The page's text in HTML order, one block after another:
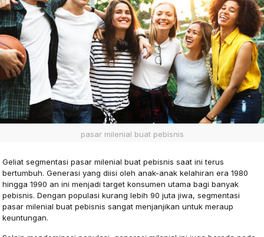
pasar milenial buat pebisnis
Geliat segmentasi pasar milenial buat pebisnis saat ini terus
bertumbuh. Generasi yang diisi oleh anak-anak kelahiran era 1980
hingga 1990 an ini menjadi target konsumen utama bagi banyak
pebisnis. Dengan populasi kurang lebih 90 juta jiwa, segmentasi
pasar milenial buat pebisnis sangat menjanjikan untuk meraup
keuntungan.